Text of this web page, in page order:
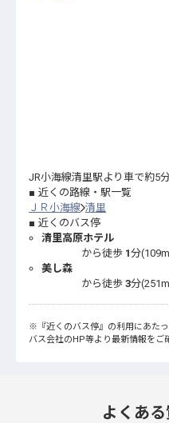
JR小海線清里駅より車で約5
近くの路線・駅一覧
ＪＲ小海線 清里
近くのバス停
清里高原ホテル
から徒歩 1分(109
美し森
から徒歩 3分(251
※ 『近くのバス停』 の利用にあた
バス会社のHP等より最新情報をご
よくある